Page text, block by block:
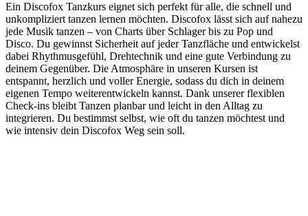
Ein Discofox Tanzkurs eignet sich perfekt für alle, die schnell und
unkompliziert tanzen lernen möchten. Discofox lässt sich auf nahezu
jede Musik tanzen – von Charts über Schlager bis zu Pop und
Disco. Du gewinnst Sicherheit auf jeder Tanzfläche und entwickelst
dabei Rhythmusgefühl, Drehtechnik und eine gute Verbindung zu
deinem Gegenüber. Die Atmosphäre in unseren Kursen ist
entspannt, herzlich und voller Energie, sodass du dich in deinem
eigenen Tempo weiterentwickeln kannst. Dank unserer flexiblen
Check-ins bleibt Tanzen planbar und leicht in den Alltag zu
integrieren. Du bestimmst selbst, wie oft du tanzen möchtest und
wie intensiv dein Discofox Weg sein soll.